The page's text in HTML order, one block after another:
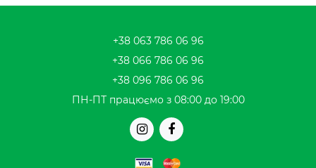
+38 063 786 06 96
+38 066 786 06 96
+38 096 786 06 96
ПН-ПТ працюємо з 08:00 до 19:00